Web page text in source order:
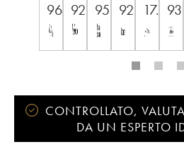
96 92 95 92 17.5 93
CONTROLLATO,
DA UN ESPERTO